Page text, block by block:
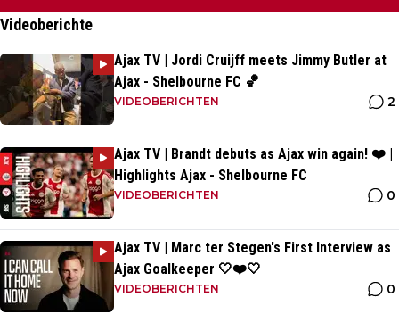
Videoberichte
Ajax TV | Jordi Cruijff meets Jimmy Butler at
Ajax - Shelbourne FC 🏀
VIDEOBERICHTEN 2
Ajax TV | Brandt debuts as Ajax win again! ❤️ |
Highlights Ajax - Shelbourne FC
VIDEOBERICHTEN 0
Ajax TV | Marc ter Stegen's First Interview as
Ajax Goalkeeper 🤍❤️🤍
VIDEOBERICHTEN 0